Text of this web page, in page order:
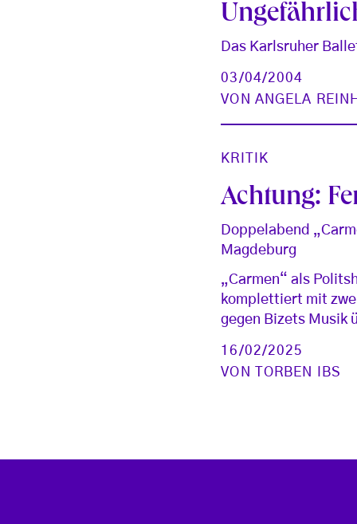
Das Karlsruher
03/04/2004
VON ANGELA
KRITIK
Achtung:
Doppelabend
Magdeburg
„Carmen“ als
komplettiert mit
gegen Bizets Musik
16/02/2025
VON
TORBEN IBS